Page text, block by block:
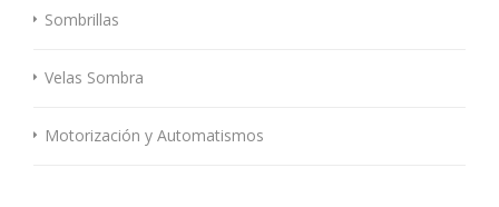
Sombrillas
Velas Sombra
Motorización y Automatismos